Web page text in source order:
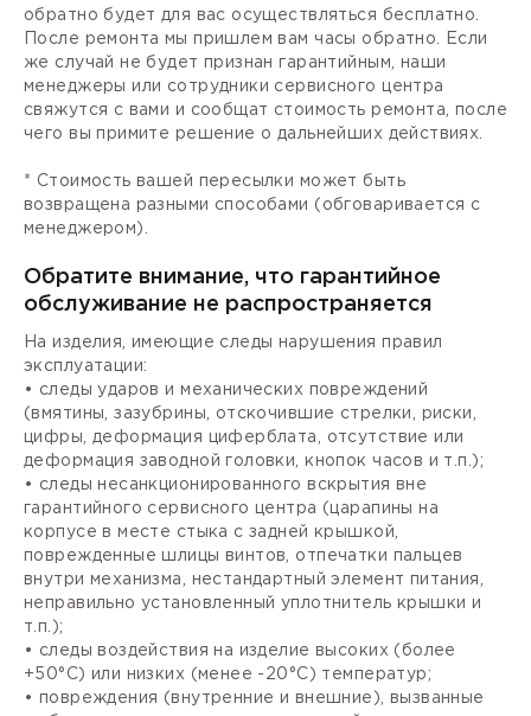
обратно будет для вас осуществляться бесплатно.
После ремонта мы пришлем вам часы обратно. Если
же случай не будет признан гарантийным, наши
менеджеры или сотрудники сервисного центра
свяжутся с вами и сообщат стоимость ремонта, после
чего вы примите решение о дальнейших действиях.
* Стоимость вашей пересылки может быть
возвращена разными способами (обговаривается с
менеджером).
Обратите внимание, что гарантийное
обслуживание не распространяется
На изделия, имеющие следы нарушения правил
эксплуатации:
• следы ударов и механических повреждений
(вмятины, зазубрины, отскочившие стрелки, риски,
цифры, деформация циферблата, отсутствие или
деформация заводной головки, кнопок часов и т.п.);
• следы несанкционированного вскрытия вне
гарантийного сервисного центра (царапины на
корпусе в месте стыка с задней крышкой,
поврежденные шлицы винтов, отпечатки пальцев
внутри механизма, нестандартный элемент питания,
неправильно установленный уплотнитель крышки и
т.п.);
• следы воздействия на изделие высоких (более
+50°С) или низких (менее -20°С) температур;
• повреждения (внутренние и внешние), вызванные